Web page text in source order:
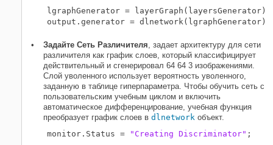
lgraphGenerator = layerGraph(layersGenerator);
Задайте Сеть Различителя , задает архитектуру для сети
различителя как график слоев, который классифицирует
действительный и сгенерировал 64 64 3 изображениями.
Слой уволенного использует вероятность уволенного,
заданную в таблице гиперпараметра. Чтобы обучить сеть с
пользовательским учебным циклом и включить
автоматическое дифференцирование, учебная функция
преобразует график слоев в dlnetwork объект.
monitor.Status =
"Creating Discriminator"